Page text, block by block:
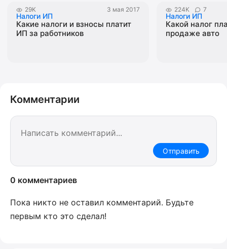
29K 3 мая 2017
Налоги ИП
Какие налоги и взносы платит
ИП за работников
224K 7
Налоги ИП
Какой налог
продаже авто
Комментарии
Отправить
0 комментариев
Пока никто не оставил комментарий. Будьте
первым кто это сделал!